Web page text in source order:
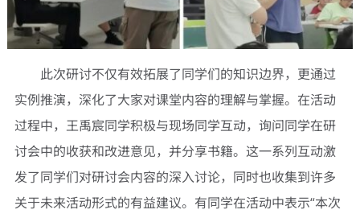
此次研讨不仅有效拓展了同学们的知识边界，更通过
实例推演，深化了大家对课堂内容的理解与掌握。在活动
过程中，王禹宸同学积极与现场同学互动，询问同学在研
讨会中的收获和改进意见，并分享书籍。这一系列互动激
发了同学们对研讨会内容的深入讨论，同时也收集到许多
关于未来活动形式的有益建议。有同学在活动中表示“本次